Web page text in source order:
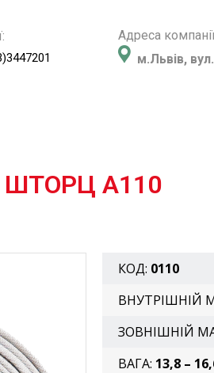
Адреса
м.Львів,
A110
КОД: 0110
ВНУТРІШНІЙ
ЗОВНІШНІЙ
ВАГА: 13,8 –